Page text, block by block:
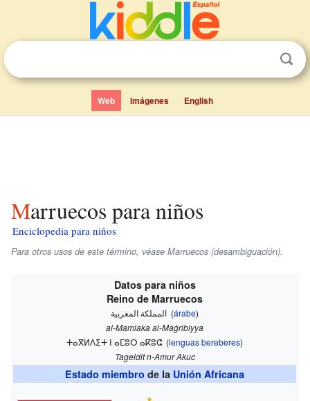
Web Imágenes English
Marruecos para niños
Enciclopedia para niños
Para otros usos de este término, véase Marruecos (desambiguación).
Datos para niños
Reino de Marruecos
المملكة المغربية (árabe)
al-Mamlaka al-Maġribiyya
ⵜⴰⴳⵍⴷⵉⵜ ⵏ ⴰⵎⵓⵔ ⴰⴽⵓⵛ (lenguas bereberes)
Tageldit n-Amur Akuc
Estado miembro de la Unión Africana